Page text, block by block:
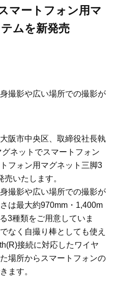
タログ
マートフォン用マ
ムを新発売
撮影や広い場所での撮影が
阪市中央区、取締役社長執
ネットでスマートフォン
フォン用マグネット三脚3
いたします。
撮影や広い場所での撮影が
は最大約970mm・1,400m
3種類をご用意していま
なく自撮り棒としても使え
接続に対応したワイヤ
場所からスマートフォンの
ます。